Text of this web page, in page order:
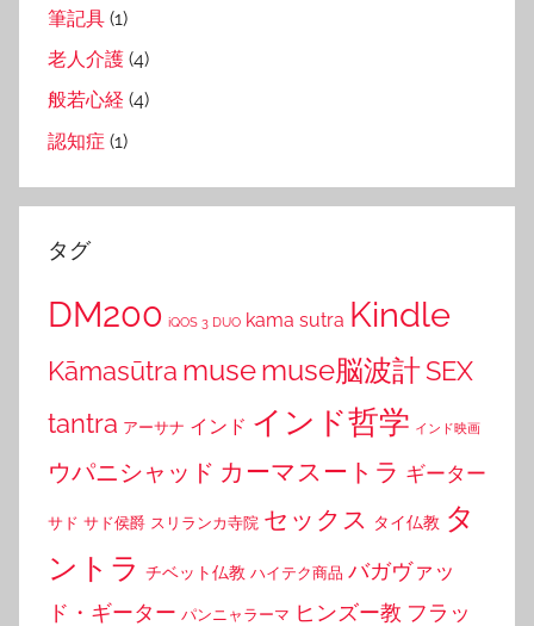
筆記具 (1)
老人介護 (4)
般若心経 (4)
認知症 (1)
タグ
DM200 iQOS 3 DUO kama sutra Kindle
Kāmasūtra musemuse脳波計SEX
tantra アーサナ インド インド哲学 インド映画
ウパニシャッド カーマスートラ ギーター
サド サド侯爵 スリランカ寺院 セックス タイ仏教 タ
ントラ チベット仏教 ハイテク商品 バガヴァッ
ド・ギーター パンニャラーマ ヒンズー教 フラッ